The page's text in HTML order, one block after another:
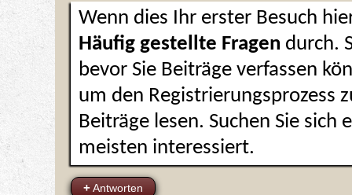
Wenn dies Ihr erster Besuch
Häufig gestellte Fragen durch.
bevor Sie Beiträge verfassen
um den Registrierungsprozess
Beiträge lesen. Suchen Sie sich
meisten interessiert.
+Antworten